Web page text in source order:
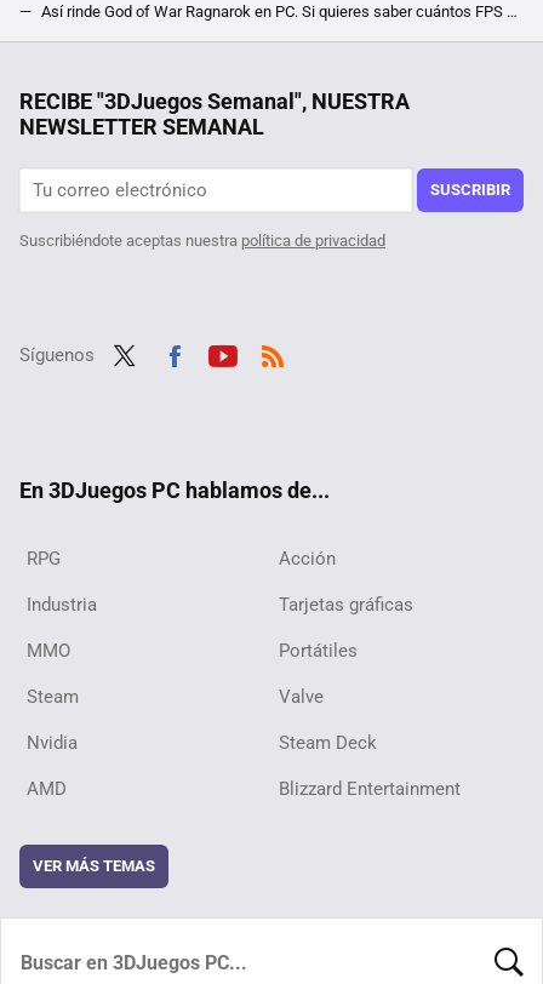
Así rinde God of War Ragnarok en PC. Si quieres saber cuántos FPS puede conseguir tu tarjeta gráfica, la propia NVIDIA nos lo cuenta
La ''instalación'' de su nueva GPU le salió más cara que los 2.000 euros que le costó, así es como no se debe poner algo en un PC
RECIBE "3DJuegos Semanal", NUESTRA
NEWSLETTER SEMANAL
SUSCRIBIR
Suscribiéndote aceptas nuestra política de privacidad
Síguenos
En 3DJuegos PC hablamos de...
RPG Acción
Industria Tarjetas gráficas
MMO Portátiles
Steam Valve
Nvidia Steam Deck
AMD Blizzard Entertainment
VER MÁS TEMAS